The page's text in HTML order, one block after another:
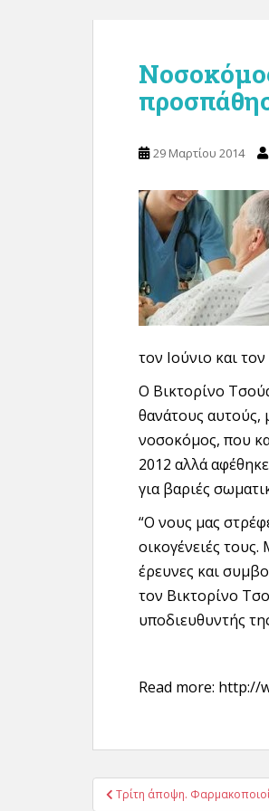
29 Μαρτίου 2014
τον Ιούνιο και
Ο Βικτορίνο
θανάτους αυτούς,
νοσοκόμος, που
2012 αλλά
για βαριές
“Ο νους μας
οικογένειές
έρευνες και
τον Βικτορίνο
υποδιευθυντής
Read more: http://
Πλοήγηση
Τρίτη άποψη.